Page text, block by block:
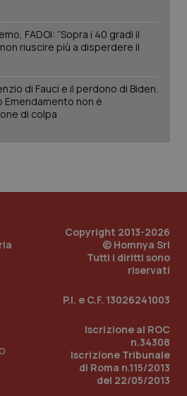
FADOI: “Sopra i 40 gradi il
riuscire più a disperdere il
di Fauci e il perdono di Biden.
Emendamento non è
di colpa
Copyright 2013-2026
© Homnya Srl
Tutti i diritti sono
riservati
P.I. e C.F. 13026241003
Iscrizione al ROC
n.34308
Iscrizione Tribunale
di Roma n.115/2013
del 22/05/2013
.quotidianosanita.it
1
mese